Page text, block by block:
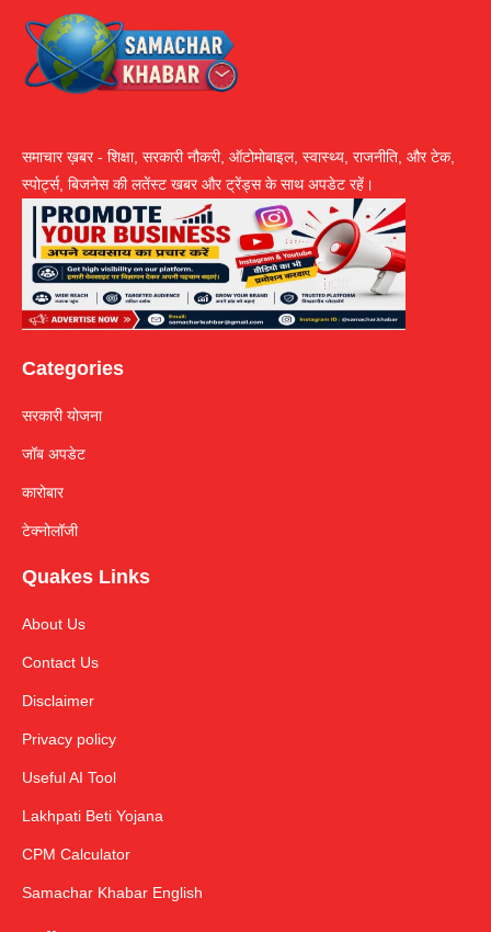
समाचार ख़बर - शिक्षा, सरकारी नौकरी, ऑटोमोबाइल, स्वास्थ्य, राजनीति, और टेक,
स्पोर्ट्स, बिजनेस की लतेंस्ट खबर और ट्रेंड्स के साथ अपडेट रहें।
Categories
सरकारी योजना
जॉब अपडेट
कारोबार
टेक्नोलॉजी
Quakes Links
About Us
Contact Us
Disclaimer
Privacy policy
Useful AI Tool
Lakhpati Beti Yojana
CPM Calculator
Samachar Khabar English